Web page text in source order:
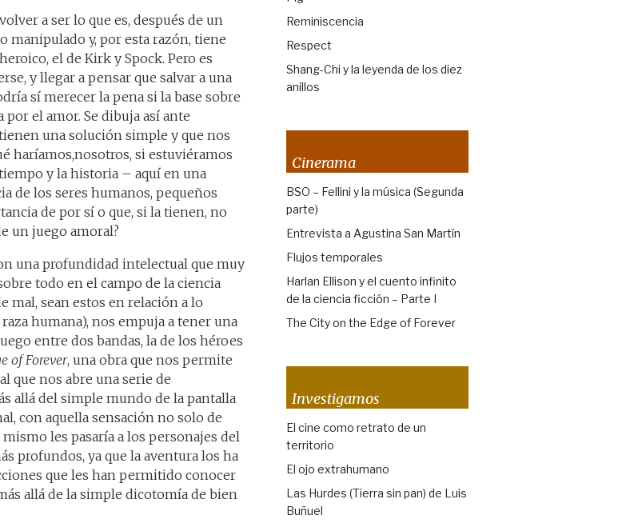
a ser lo que es, después de un
manipulado y, por esta razón, tiene
el de Kirk y Spock. Pero es
y llegar a pensar que salvar a una
sí merecer la pena si la base sobre
el amor. Se dibuja así ante
una solución simple y que nos
haríamos,nosotros, si estuviéramos
y la historia – aquí en una
de los seres humanos, pequeños
de por sí o que, si la tienen, no
un juego amoral?
una profundidad intelectual que muy
todo en el campo de la ciencia
mal, sean estos en relación a lo
humana), nos empuja a tener una
entre dos bandas, la de los héroes
of Forever, una obra que nos permite
que nos abre una serie de
allá del simple mundo de la pantalla
con aquella sensación no solo de
les pasaría a los personajes del
profundos, ya que la aventura los ha
que les han permitido conocer
allá de la simple dicotomía de bien
Reminiscencia
Respect
Shang-Chi y la leyenda de los diez
anillos
Cinerama
BSO – Fellini y la música (Segunda
parte)
Entrevista a Agustina San Martín
Flujos temporales
Harlan Ellison y el cuento infinito
de la ciencia ficción – Parte I
The City on the Edge of Forever
Investigamos
El cine como retrato de un
territorio
El ojo extrahumano
Las Hurdes (Tierra sin pan) de Luis
Buñuel